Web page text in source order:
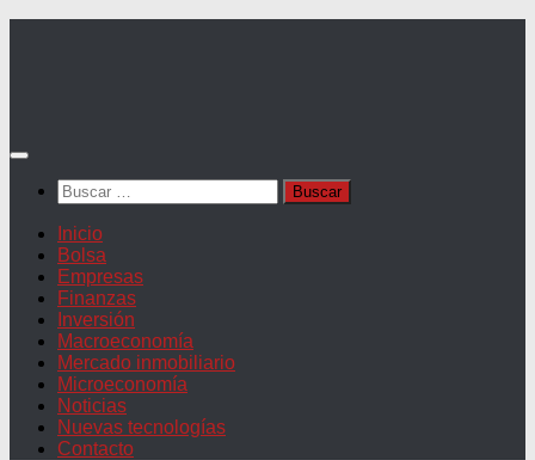
Buscar:
Inicio
Bolsa
Empresas
Finanzas
Inversión
Macroeconomía
Mercado inmobiliario
Microeconomía
Noticias
Nuevas tecnologías
Contacto